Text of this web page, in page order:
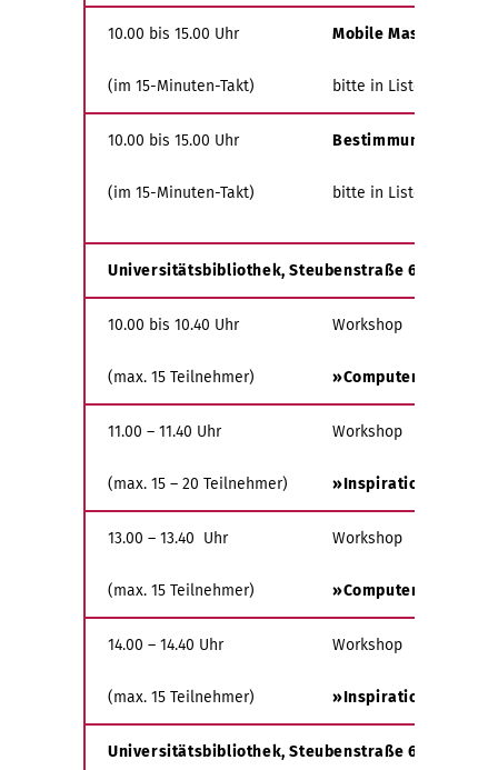
10.00 bis 15.00 Uhr
(im 15-Minuten-Takt)
Mobile Massage am
bitte in Liste vor Ort
10.00 bis 15.00 Uhr
(im 15-Minuten-Takt)
Bestimmung
bitte in Liste vor Ort
Universitätsbibliothek, Steubenstraße 6, Foyer
10.00 bis 10.40 Uhr
(max. 15 Teilnehmer)
Workshop
»Computermüde
11.00 – 11.40 Uhr
(max. 15 – 20 Teilnehmer)
Workshop
»Inspiration zu mehr
13.00 – 13.40 Uhr
(max. 15 Teilnehmer)
Workshop
»Computermüde
14.00 – 14.40 Uhr
(max. 15 Teilnehmer)
Workshop
»Inspiration zu mehr
Universitätsbibliothek, Steubenstraße 6, Foyer UG